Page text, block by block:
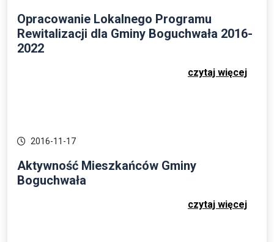
Opracowanie Lokalnego Programu
Rewitalizacji dla Gminy Boguchwała 2016-
2022
czytaj więcej
2016-11-17
Aktywność Mieszkańców Gminy
Boguchwała
czytaj więcej